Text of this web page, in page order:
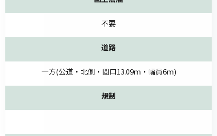
不要
道路
一方(公道・北側・間口13.09ｍ・幅員6ｍ)
規制